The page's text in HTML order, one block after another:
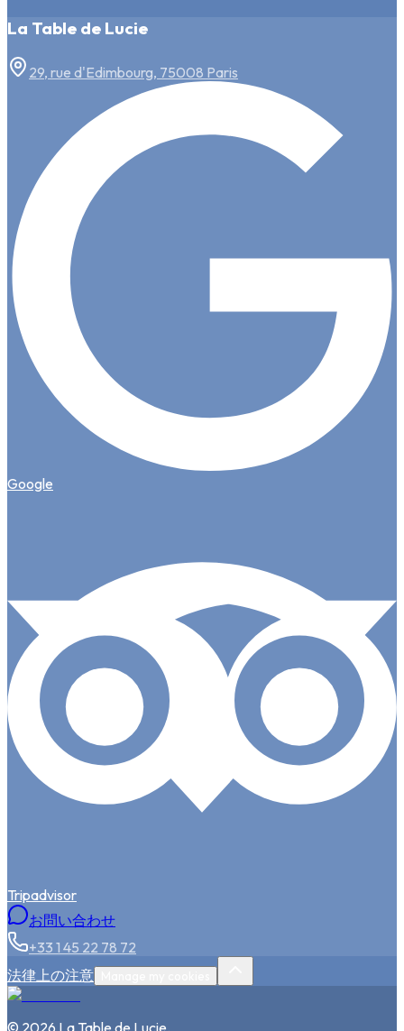
La Table de Lucie
29, rue d'Edimbourg, 75008 Paris
Google
Tripadvisor
お問い合わせ
+33 1 45 22 78 72
法律上の注意
© 2026 La Table de Lucie